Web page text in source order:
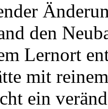
den
Lernort
mit
ein